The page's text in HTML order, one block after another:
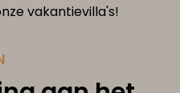
vakantievilla's!